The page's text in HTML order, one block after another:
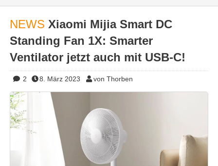
NEWS Xiaomi Mijia Smart DC
Standing Fan 1X: Smarter
Ventilator jetzt auch mit USB-C!
2 8. März 2023 von Thorben